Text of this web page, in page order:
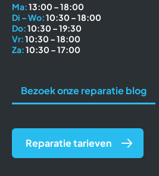
Ma:13:00 – 18:00
Di – Wo:10:30 – 18:00
Do:10:30 – 19:30
Vr:10:30 – 18:00
Za:10:30 – 17:00
Bezoek onze reparatie blog
Reparatie tarieven